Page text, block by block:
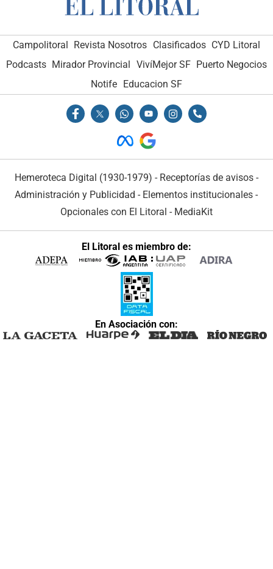
Campolitoral Revista Nosotros Clasificados CYD Litoral
Podcasts Mirador Provincial VivíMejor SF Puerto Negocios
Notife Educacion SF
Hemeroteca Digital (1930-1979) - Receptorías de avisos -
Administración y Publicidad - Elementos institucionales -
Opcionales con El Litoral - MediaKit
El Litoral es miembro de:
En Asociación con: